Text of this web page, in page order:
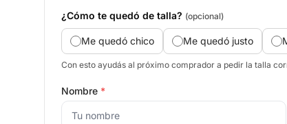
¿Cómo te quedó de talla? (opcional)
Me quedó chico Me quedó justo
Con esto ayudás al próximo comprador a pedir la talla
Nombre *